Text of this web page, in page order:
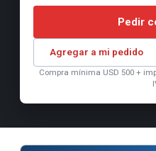
Pedir
Agregar a mi pedido
Compra mínima USD 500 +